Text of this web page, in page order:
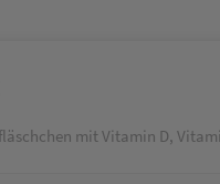
mit Vitamin D,